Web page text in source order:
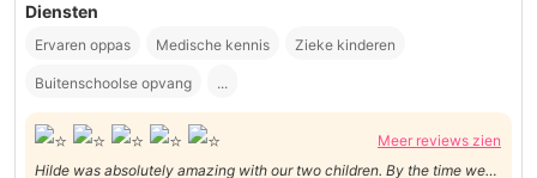
Diensten
Ervaren oppas Medische kennis Zieke kinderen
Buitenschoolse opvang ...
Meer reviews zien
Hilde was absolutely amazing with our two children. By the time we